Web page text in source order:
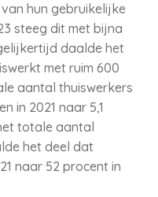
hun gebruikelijke
steeg dit met bijna
daalde het
met ruim 600
aantal thuiswerkers
in 2021 naar 5,1
totale aantal
het deel dat
naar 52 procent in